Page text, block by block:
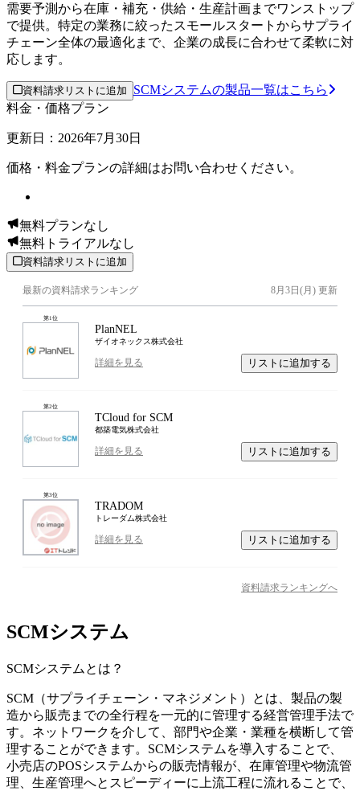
需要予測から在庫・補充・供給・生産計画までワンストップ
で提供。特定の業務に絞ったスモールスタートからサプライ
チェーン全体の最適化まで、企業の成長に合わせて柔軟に対
応します。
資料請求リストに追加
SCMシステムの製品一覧はこちら
料金・価格プラン
更新日： 2026年7月 30日
価格・料金プランの詳細はお問い合わせください。
無料プランなし
無料トライアルなし
資料請求リストに追加
最新の資料請求ランキング 8月3日(月) 更新
第1位
PlanNEL
ザイオネックス株式会社
詳細を見る リストに追加する
第2位
TCloud for SCM
都築電気株式会社
詳細を見る リストに追加する
第3位
TRADOM
トレーダム株式会社
詳細を見る リストに追加する
資料請求ランキングへ
SCMシステム
SCMシステム とは？
SCM（サプライチェーン・マネジメント）とは、製品の製
造から販売までの全行程を一元的に管理する経営管理手法で
す。ネットワークを介して、部門や企業・業種を横断して管
理することができます。SCMシステムを導入することで、
小売店のPOSシステムからの販売情報が、在庫管理や物流管
理、生産管理へとスピーディーに上流工程に流れることで、